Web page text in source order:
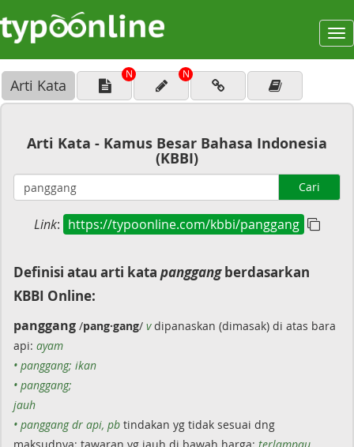
Arti Kata
N N
Arti Kata - Kamus Besar Bahasa Indonesia
(KBBI)
Cari
Link: https://typoonline.com/kbbi/panggang
Definisi atau arti kata panggangberdasarkan
KBBI Online:
panggang /pang·gang/ vdipanaskan (dimasak) di atas bara
api: ayam
• panggang; ikan
• panggang;
jauh
• panggang dr api, pb tindakan yg tidak sesuai dng